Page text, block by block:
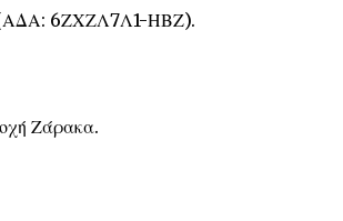
6ΖΧΖΛ7Λ1-ΗΒΖ).
Ζάρακα.